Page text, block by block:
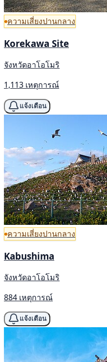
ความเสี่ยงปานกลาง
Korekawa Site
จังหวัดอาโอโมริ
1,113 เหตุการณ์
แจ้งเตือน
ความเสี่ยงปานกลาง
Kabushima
จังหวัดอาโอโมริ
884 เหตุการณ์
แจ้งเตือน